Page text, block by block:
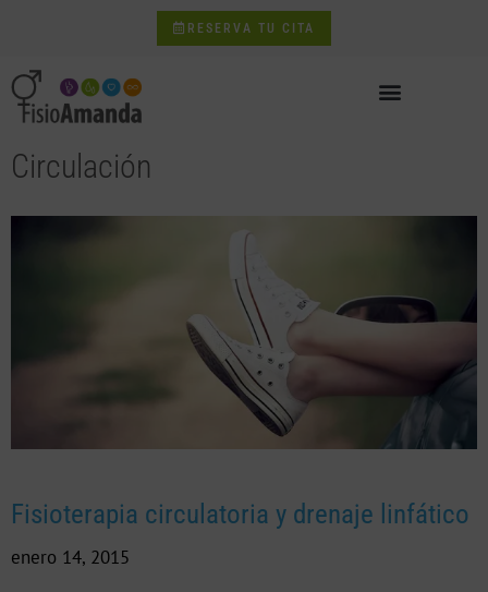
RESERVA TU CITA
Circulación
Fisioterapia circulatoria y drenaje linfático
enero 14, 2015